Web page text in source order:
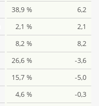
38,9 %
6,2
2,1 %
2,1
8,2 %
8,2
26,6 %
-3,6
15,7 %
-5,0
4,6 %
-0,3